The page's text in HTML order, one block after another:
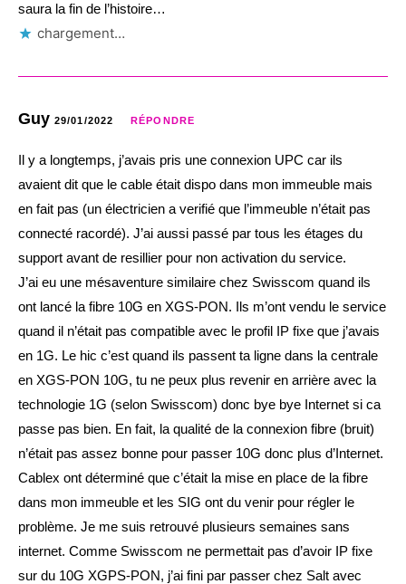
saura la fin de l’histoire…
chargement…
Guy 29/01/2022 RÉPONDRE
Il y a longtemps, j’avais pris une connexion UPC car ils
avaient dit que le cable était dispo dans mon immeuble mais
en fait pas (un électricien a verifié que l’immeuble n’était pas
connecté racordé). J’ai aussi passé par tous les étages du
support avant de resillier pour non activation du service.
J’ai eu une mésaventure similaire chez Swisscom quand ils
ont lancé la fibre 10G en XGS-PON. Ils m’ont vendu le service
quand il n’était pas compatible avec le profil IP fixe que j’avais
en 1G. Le hic c’est quand ils passent ta ligne dans la centrale
en XGS-PON 10G, tu ne peux plus revenir en arrière avec la
technologie 1G (selon Swisscom) donc bye bye Internet si ca
passe pas bien. En fait, la qualité de la connexion fibre (bruit)
n’était pas assez bonne pour passer 10G donc plus d’Internet.
Cablex ont déterminé que c’était la mise en place de la fibre
dans mon immeuble et les SIG ont du venir pour régler le
problème. Je me suis retrouvé plusieurs semaines sans
internet. Comme Swisscom ne permettait pas d’avoir IP fixe
sur du 10G XGPS-PON, j’ai fini par passer chez Salt avec